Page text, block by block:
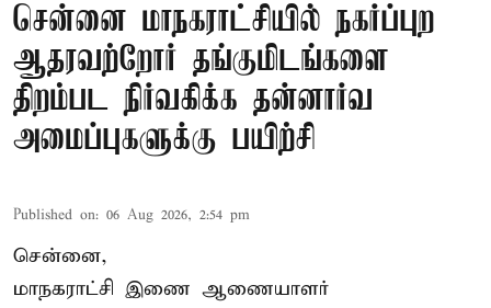
சென்னை மாநகராட்சியில் நகர்ப்புற
ஆதரவற்றோர் தங்குமிடங்களை
திறம்பட நிர்வகிக்க தன்னார்வ
அமைப்புகளுக்கு பயிற்சி
Published on: 06 Aug 2026, 2:54 pm
சென்னை,
மாநகராட்சி இணை ஆணையாளர்